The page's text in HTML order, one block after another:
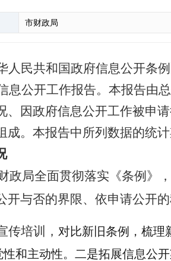
市财政局
人民共和国政府信息公开条例
息公开工作报告。本报告由
、因政府信息公开工作被申
成。本报告中所列数据的统
政局全面贯彻落实《条例》
开与否的界限、依申请公开
传培训， 对比新旧条例，梳理
和主动性。 二是拓展信息公